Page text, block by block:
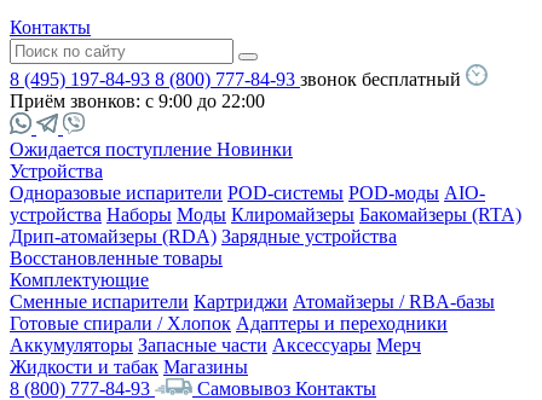
Контакты
8 (495) 197-84-93 8 (800) 777-84-93 звонок бесплатный
Приём звонков: с 9:00 до 22:00
Ожидается поступление Новинки
Устройства
Одноразовые испарители POD-системы POD-моды AIO-
устройства Наборы Моды Клиромайзеры Бакомайзеры (RTA)
Дрип-атомайзеры (RDA) Зарядные устройства
Восстановленные товары
Комплектующие
Сменные испарители Картриджи Атомайзеры / RBA-базы
Готовые спирали / Хлопок Адаптеры и переходники
Аккумуляторы Запасные части Аксессуары Мерч
Жидкости и табак Магазины
8 (800) 777-84-93
Самовывоз Контакты